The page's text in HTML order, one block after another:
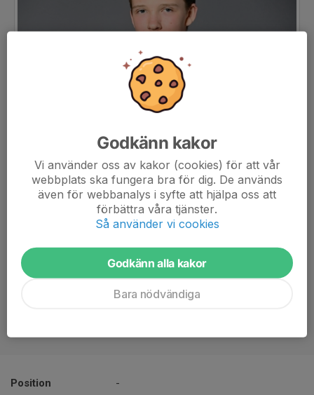
Position -
Godkänn kakor
Vi använder oss av kakor (cookies) för att vår
webbplats ska fungera bra för dig. De används
även för webbanalys i syfte att hjälpa oss att
förbättra våra tjänster.
Så använder vi cookies
Godkänn alla kakor
Bara nödvändiga